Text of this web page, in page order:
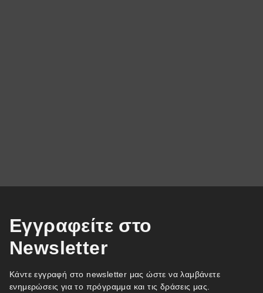
Εγγραφείτε στο
Newsletter
Κάντε εγγραφή στο newsletter μας ώστε να λαμβάνετε
ενημερώσεις για το πρόγραμμα και τις δράσεις μας.